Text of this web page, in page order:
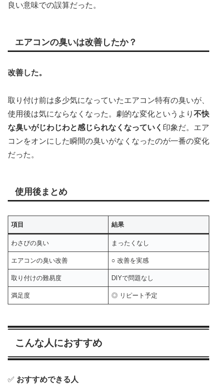
良い意味での誤算だった。
エアコンの臭いは改善したか？
改善した。
取り付け前は多少気になっていたエアコン特有の臭いが、
使用後は気にならなくなった。劇的な変化というより 不快
な臭いがじわじわと感じられなくなっていく 印象だ。エア
コンをオンにした瞬間の臭いがなくなったのが一番の変化
だった。
使用後まとめ
項目 結果
わさびの臭い まったくなし
エアコンの臭い改善 ○ 改善を実感
取り付けの難易度 DIYで問題なし
満足度 ◎ リピート予定
こんな人におすすめ
✅ おすすめできる人